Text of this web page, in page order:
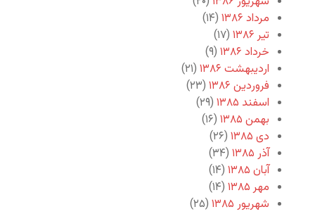
مرداد ۱۳۸۶
(۱۴)
تیر ۱۳۸۶
(۱۷)
خرداد ۱۳۸۶
(۹)
اردیبهشت ۱۳۸۶
(۲۱)
فروردین ۱۳۸۶
(۲۳)
اسفند ۱۳۸۵
(۲۹)
بهمن ۱۳۸۵
(۱۶)
دی ۱۳۸۵
(۲۶)
آذر ۱۳۸۵
(۳۴)
آبان ۱۳۸۵
(۱۴)
مهر ۱۳۸۵
(۱۴)
شهریور ۱۳۸۵
(۲۵)